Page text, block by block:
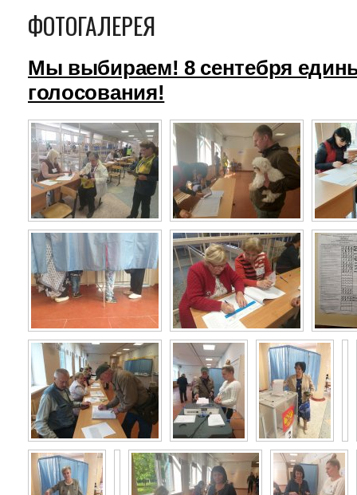
ФОТОГАЛЕРЕЯ
Мы выбираем! 8 сентебря
голосования!